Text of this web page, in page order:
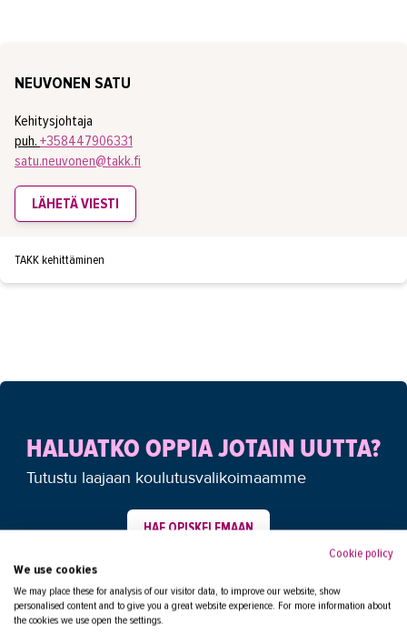
NEUVONEN SATU
Kehitysjohtaja
puh. +358447906331
satu.neuvonen@takk.fi
LÄHETÄ VIESTI
TAKK kehittäminen
HALUATKO OPPIA JOTAIN UUTTA?
Tutustu laajaan koulutusvalikoimaamme
HAE OPISKELEMAAN
Cookie policy
We use cookies
We may place these for analysis of our visitor data, to improve our website, show
personalised content and to give you a great website experience. For more information about
the cookies we use open the settings.